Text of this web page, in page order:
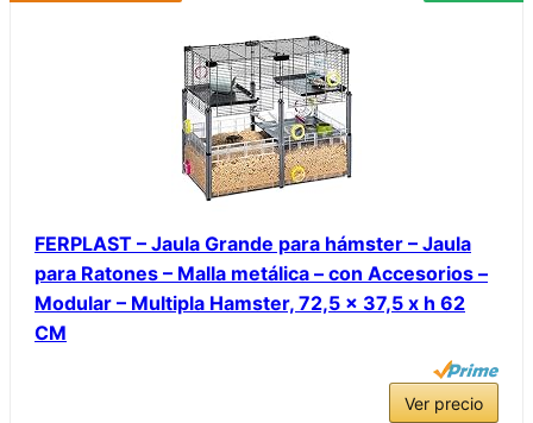
FERPLAST – Jaula Grande para hámster – Jaula
para Ratones – Malla metálica – con Accesorios –
Modular – Multipla Hamster, 72,5 x 37,5 x h 62
CM
Ver precio